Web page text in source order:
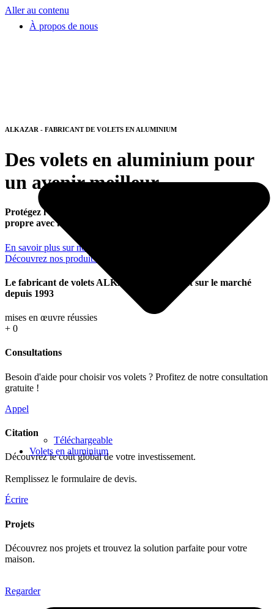
Aller au contenu
À propos de nous
Téléchargeable
Volets en aluminium
ALKAZAR - FABRICANT DE VOLETS EN ALUMINIUM
Des volets en aluminium pour
un avenir meilleur.
Protégez l’environnement – ​​ouvrez votre maison à un avenir
propre avec nos volets en aluminium.
En savoir plus sur nous
Découvrez nos produits
Le fabricant de volets ALKAZAR est présent sur le marché
depuis 1993
mises en œuvre réussies
+ 0
Consultations
Besoin d'aide pour choisir vos volets ? Profitez de notre consultation
gratuite !
Appel
Citation
Découvrez le coût global de votre investissement.
Remplissez le formulaire de devis.
Écrire
Projets
Découvrez nos projets et trouvez la solution parfaite pour votre
maison.
Regarder